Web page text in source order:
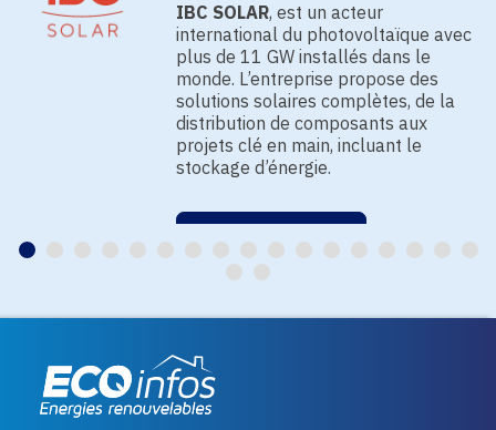
IBC SOLAR, est un acteur
international du photovoltaïque avec
plus de 11 GW installés dans le
monde. L’entreprise propose des
solutions solaires complètes, de la
distribution de composants aux
projets clé en main, incluant le
stockage d’énergie.